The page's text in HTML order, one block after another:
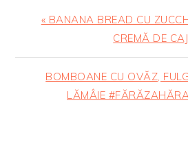
Articol
« BANANA BREAD CU
CREMĂ DE
Articolul
urmator:
BOMBOANE CU OVĂZ,
LĂMÂIE